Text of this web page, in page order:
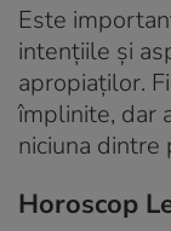
Este
intențiile și
apropiaților.
împlinite, dar
niciuna dintre
Horoscop